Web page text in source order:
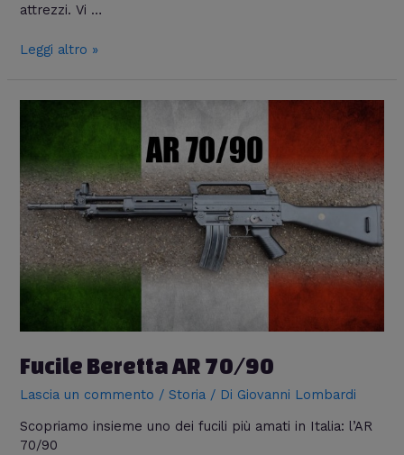
attrezzi. Vi …
Leggi altro »
Fucile Beretta AR 70/90
Lascia un commento /Storia / Di Giovanni Lombardi
Scopriamo insieme uno dei fucili più amati in Italia: l’AR
70/90